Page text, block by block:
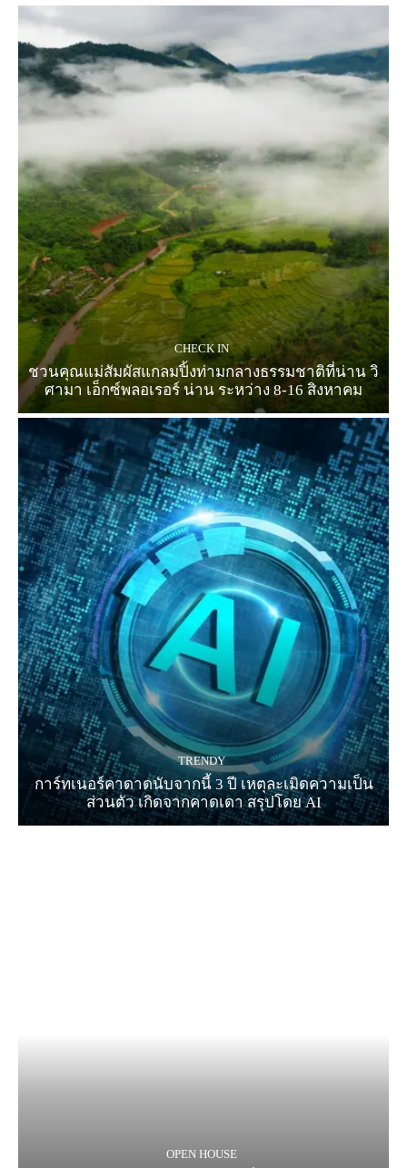
CHECK IN
ชวนคุณแม่สัมผัสแกลมปิ้งท่ามกลางธรรมชาติที่น่าน วิ
ศามา เอ็กซ์พลอเรอร์ น่าน ระหว่าง 8-16 สิงหาคม
TRENDY
การ์ทเนอร์คาดาดนับจากนี้ 3 ปี เหตุละเมิดความเป็น
ส่วนตัว เกิดจากคาดเดา สรุปโดย AI
OPEN HOUSE